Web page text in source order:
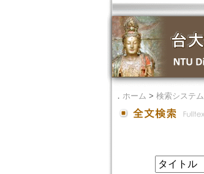
． ホーム > 検索システム